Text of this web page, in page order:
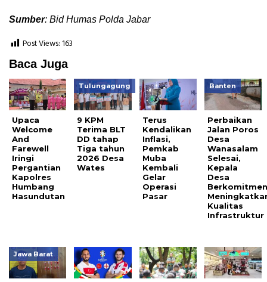
Sumber: Bid Humas Polda Jabar
Post Views: 163
Baca Juga
Upaca
Welcome
And
Farewell
Iringi
Pergantian
Kapolres
Humbang
Hasundutan
Tulungagung
9 KPM
Terima BLT
DD tahap
Tiga tahun
2026 Desa
Wates
Terus
Kendalikan
Inflasi,
Pemkab
Muba
Kembali
Gelar
Operasi
Pasar
Banten
Perbaikan
Jalan Poros
Desa
Wanasalam
Selesai,
Kepala
Desa
Kualitas
Infrastruktur
Jawa Barat